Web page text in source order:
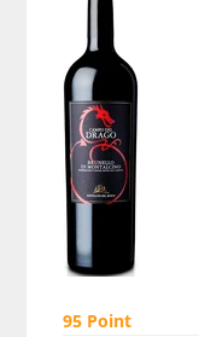
95 Point